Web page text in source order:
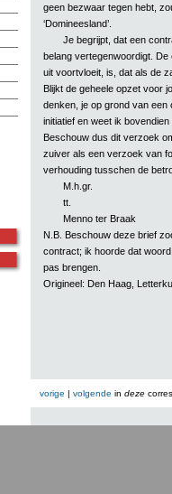
geen bezwaar tegen hebt,
‘Domineesland’.
Je begrijpt, dat een
belang vertegenwoordigt. De
uit voortvloeit, is, dat als de
Blijkt de geheele opzet voor
denken, je op grond van een
initiatief en weet ik
Beschouw dus dit verzoek
zuiver als een verzoek van
verhouding tusschen de
M.h.gr.
tt.
Menno ter Braak
N.B. Beschouw deze brief
contract; ik hoorde dat
pas brengen.
Origineel: Den Haag,
vorige | volgende in deze